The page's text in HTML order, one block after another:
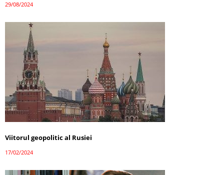
29/08/2024
Viitorul geopolitic al Rusiei
17/02/2024